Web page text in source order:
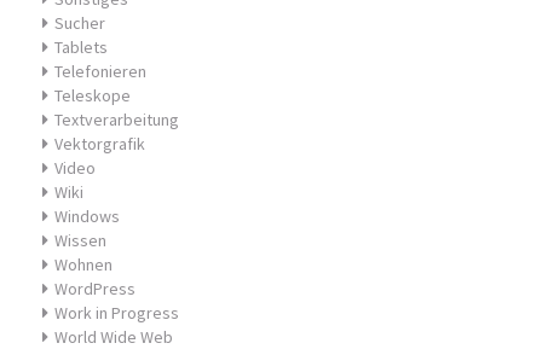
Sucher
Tablets
Telefonieren
Teleskope
Textverarbeitung
Vektorgrafik
Video
Wiki
Windows
Wissen
Wohnen
WordPress
Work in Progress
World Wide Web